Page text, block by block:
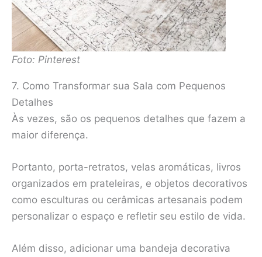
Foto: Pinterest
7. Como Transformar sua Sala com Pequenos
Detalhes
Às vezes, são os pequenos detalhes que fazem a
maior diferença.
Portanto, porta-retratos, velas aromáticas, livros
organizados em prateleiras, e objetos decorativos
como esculturas ou cerâmicas artesanais podem
personalizar o espaço e refletir seu estilo de vida.
Além disso, adicionar uma bandeja decorativa